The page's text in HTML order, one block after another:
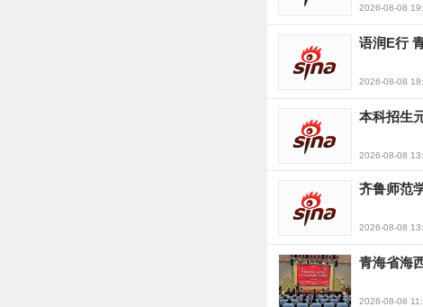
2026-08-08
语润E行
2026-08-08
本科招生
2026-08-08
齐鲁师范
2026-08-08
青海省海
2026-08-08